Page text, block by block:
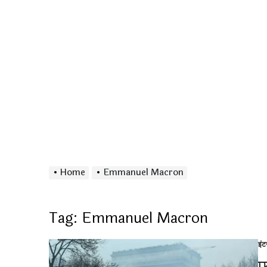
Home Emmanuel Macron
Tag: Emmanuel Macron
in